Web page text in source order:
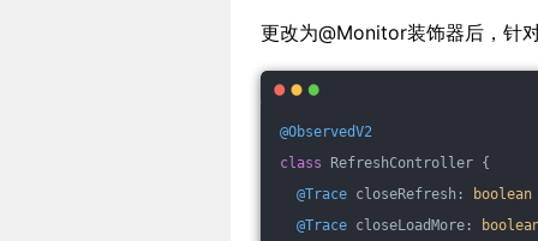
更改为@Monitor装饰器后，针
@ObservedV2
class RefreshController {
@Trace closeRefresh: boolean
@Trace closeLoadMore: